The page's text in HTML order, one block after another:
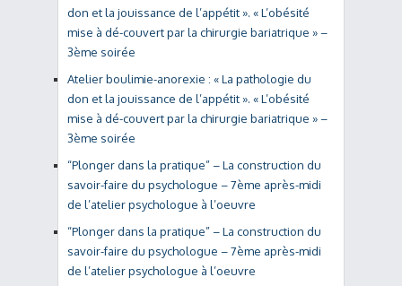
don et la jouissance de l’appétit ». « L’obésité
mise à dé-couvert par la chirurgie bariatrique » –
3ème soirée
Atelier boulimie-anorexie : « La pathologie du
don et la jouissance de l’appétit ». « L’obésité
mise à dé-couvert par la chirurgie bariatrique » –
3ème soirée
“Plonger dans la pratique” – La construction du
savoir-faire du psychologue – 7ème après-midi
de l’atelier psychologue à l’oeuvre
“Plonger dans la pratique” – La construction du
savoir-faire du psychologue – 7ème après-midi
de l’atelier psychologue à l’oeuvre